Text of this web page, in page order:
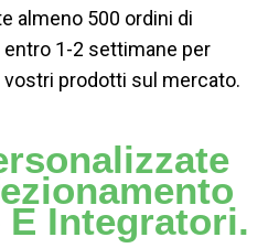
almeno 500 ordini di
1-2 settimane per
prodotti sul mercato.
E Integratori.